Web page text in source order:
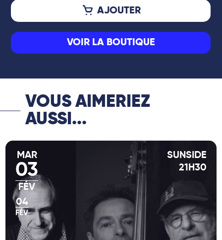
AJOUTER
VOIR LA BOUTIQUE
VOUS AIMERIEZ
AUSSI...
MAR
03
FÉV
04
FÉV
SUNSIDE
21H30